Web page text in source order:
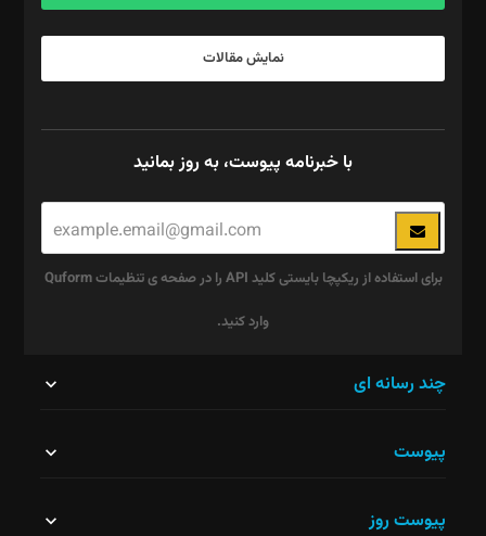
نمایش مقالات
با خبرنامه پیوست، به روز بمانید
برای استفاده از ریکپچا بایستی کلید API را در صفحه ی تنظیمات Quform
وارد کنید.
نباید
چند رسانه ای
پیوست
پیوست روز